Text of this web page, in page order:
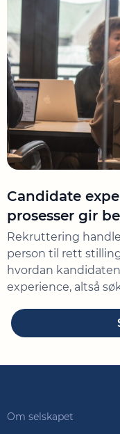
Candidate
prosesser gir
Rekruttering
person til rett
hvordan
experience, altså
vist seg å ha stor
ja til et jobbtilbud
Om selskapet